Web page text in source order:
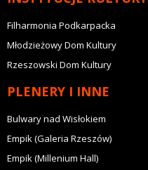
Filharmonia Podkarpacka
Młodzieżowy Dom Kultury
Rzeszowski Dom Kultury
PLENERY I INNE
Bulwary nad Wisłokiem
Empik (Galeria Rzeszów)
Empik (Millenium Hall)